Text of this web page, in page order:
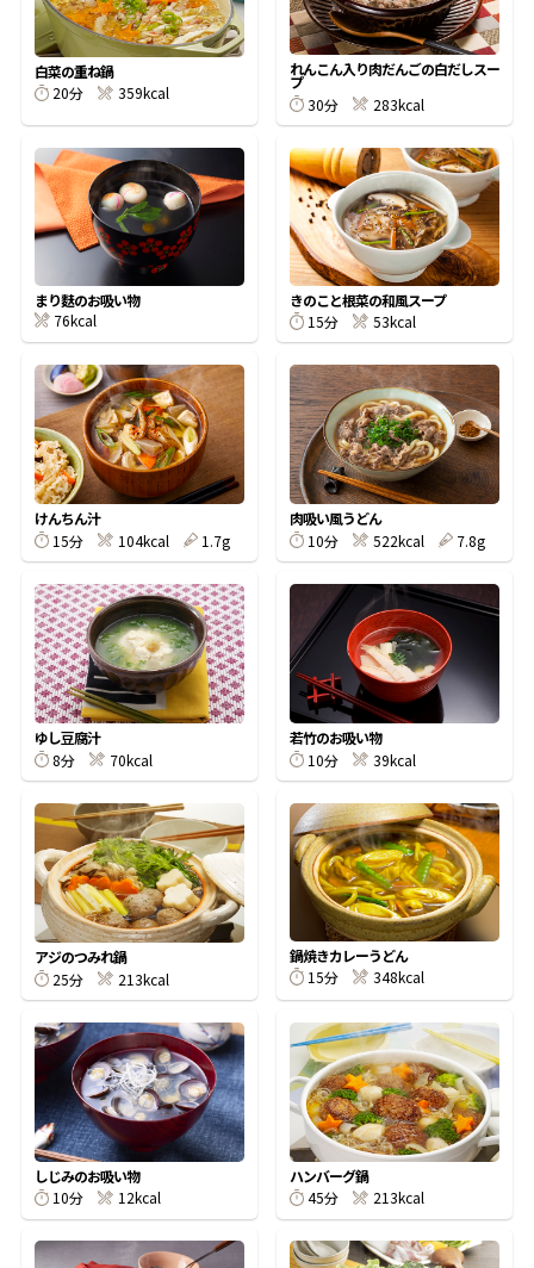
サッと鍋® 楽チン鍋®
楽チン屋® ストレートつゆ
新鮮一番 『氷熟®』
『踊り節』
鰹節屋の
だしパック
だし粉
めんつゆレシピ
割烹白だしレシピ
レシピ特設サイト
割烹白だしレシピ特集
だし巻き卵特集
かつおだしが決め手！簡単茶碗蒸し
白菜の重ね鍋
20分
359kcal
れんこん入り肉だんごの白だしスー
プ
30分
283kcal
まり麩のお吸い物
76kcal
きのこと根菜の和風スープ
15分
53kcal
けんちん汁
15分
104kcal 1.7g
肉吸い風うどん
10分
522kcal 7.8g
ゆし豆腐汁
8分
70kcal
若竹のお吸い物
10分
39kcal
アジのつみれ鍋
25分
213kcal
鍋焼きカレーうどん
15分
348kcal
しじみのお吸い物
10分
12kcal
ハンバーグ鍋
45分
213kcal